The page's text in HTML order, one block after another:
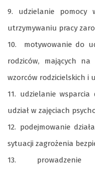
9. udzielanie pomocy
utrzymywaniu pracy
10. motywowanie do
rodziców, mających na
wzorców rodzicielskich i
11. udzielanie wsparcia
udział w zajęciach
12. podejmowanie
sytuacji zagrożenia
13. prowadzenie